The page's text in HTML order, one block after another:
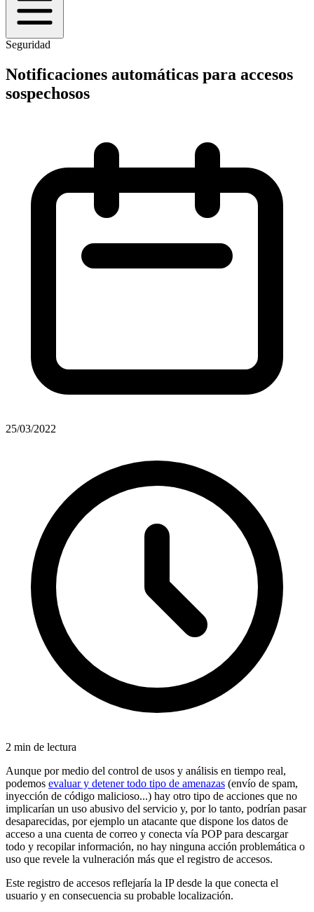
Seguridad
Notificaciones automáticas para accesos
sospechosos
25/03/2022
2 min de lectura
Aunque por medio del control de usos y análisis en tiempo real,
podemos evaluar y detener todo tipo de amenazas (envío de spam,
inyección de código malicioso...) hay otro tipo de acciones que no
implicarían un uso abusivo del servicio y, por lo tanto, podrían pasar
desaparecidas, por ejemplo un atacante que dispone los datos de
acceso a una cuenta de correo y conecta vía POP para descargar
todo y recopilar información, no hay ninguna acción problemática o
uso que revele la vulneración más que el registro de accesos.
Este registro de accesos reflejaría la IP desde la que conecta el
usuario y en consecuencia su probable localización.